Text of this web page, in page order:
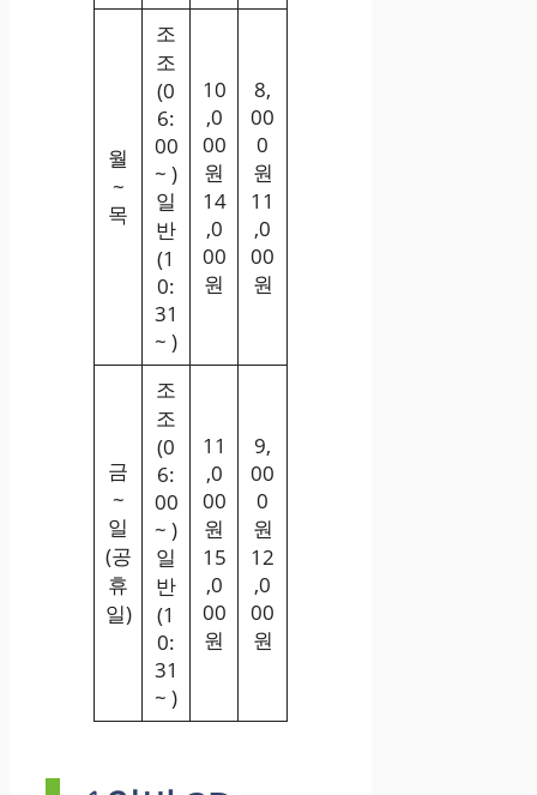
월
~
목
조
조
(0
6:
00
~ )
일
반
(1
0:
31
~ )
10
,0
00
원
14
,0
00
원
8,
00
0
원
11
,0
00
원
금
~
일
(공
휴
일)
조
조
(0
6:
00
~ )
일
반
(1
0:
31
~ )
11
,0
00
원
15
,0
00
원
9,
00
0
원
12
,0
00
원